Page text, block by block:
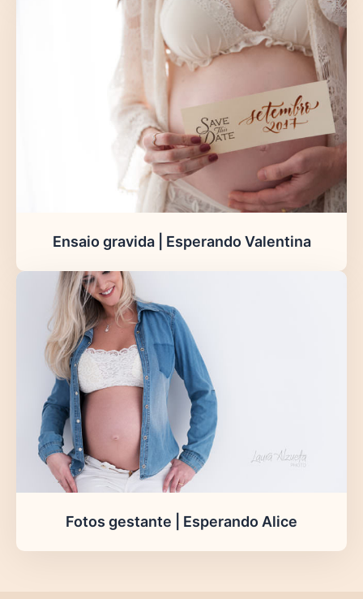
Ensaio gravida | Esperando Valentina
Fotos gestante | Esperando Alice